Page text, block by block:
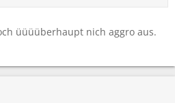
üüüüberhaupt nich aggro aus.